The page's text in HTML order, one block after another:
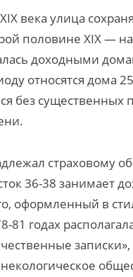
века улица
половине XIX —
доходными
относятся дома
без существенных
страховому
36-38 занимает
оформленный в
81 годах